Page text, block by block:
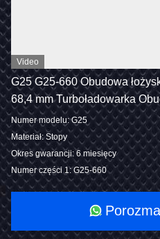
Video
G25 G25-660 Obudowa
68,4 mm Turboładowarka
Numer modelu: G25
Materiał: Stopy
Okres gwarancji: 6 miesięcy
Numer części 1: G25-660